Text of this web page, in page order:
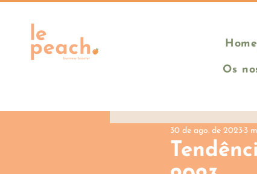
Os
30 de ago. de 2023 3